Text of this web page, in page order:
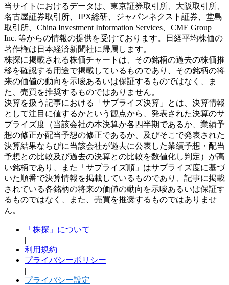
当サイトにおけるデータは、東京証券取引所、大阪取引所、
名古屋証券取引所、JPX総研、ジャパンネクスト証券、堂島
取引所、China Investment Information Services、CME Group
Inc. 等からの情報の提供を受けております。日経平均株価の
著作権は日本経済新聞社に帰属します。
株探に掲載される株価チャートは、その銘柄の過去の株価推
移を確認する用途で掲載しているものであり、その銘柄の将
来の価値の動向を示唆あるいは保証するものではなく、ま
た、売買を推奨するものではありません。
決算を扱う記事における「サプライズ決算」とは、決算情報
として注目に値するかという観点から、発表された決算のサ
プライズ度（当該会社の本決算か各四半期であるか、業績予
想の修正か配当予想の修正であるか、及びそこで発表された
決算結果ならびに当該会社が過去に公表した業績予想・配当
予想との比較及び過去の決算との比較を数値化し判定）が高
い銘柄であり、また「サプライズ順」はサプライズ度に基づ
いた順番で決算情報を掲載しているものであり、記事に掲載
されている各銘柄の将来の価値の動向を示唆あるいは保証す
るものではなく、また、売買を推奨するものではありませ
ん。
「株探」について
|
利用規約
プライバシーポリシー
|
プライバシー設定